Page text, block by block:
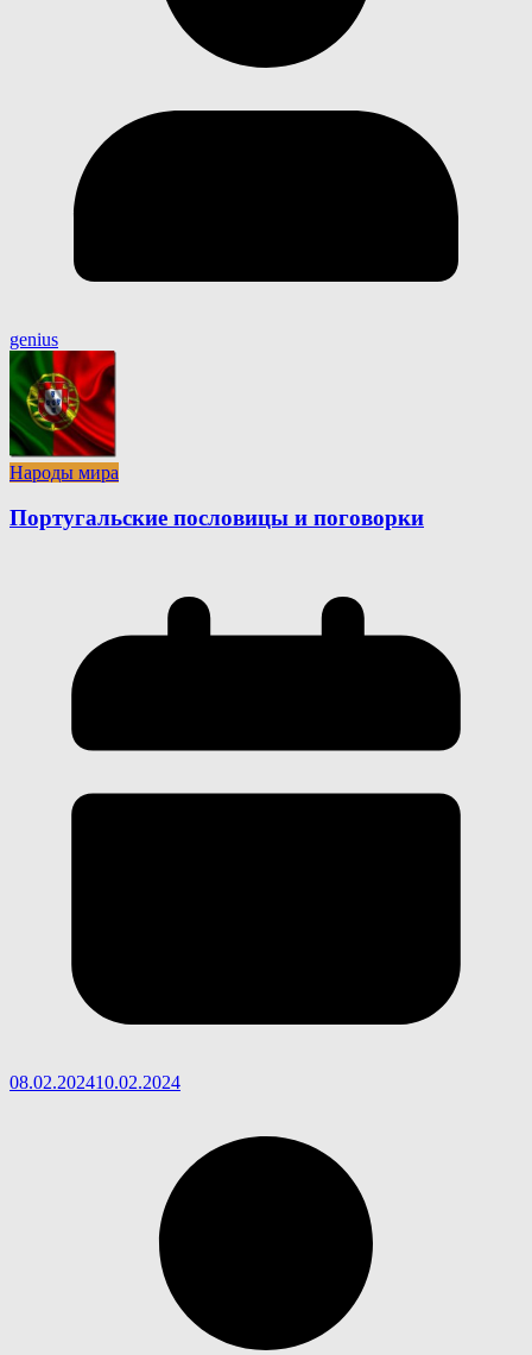
genius
Народы мира
Португальские пословицы и поговорки
08.02.202410.02.2024